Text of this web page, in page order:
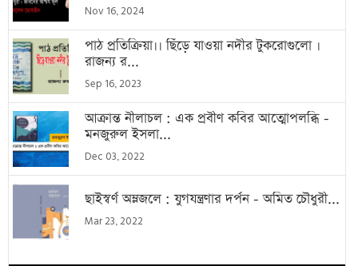
Nov 16, 2024
পাঠ প্রতিক্রিয়া।। ছিঁড়ে যাওয়া নদীর টুকরোগুলো ।
রাজন্য র...
Sep 16, 2023
আক্রান্ত নীলাচল : এক প্রবীণ কবির আত্মোপলব্ধি -
মনজুরুল ইসলা...
Dec 03, 2022
ছাইস্বর্ণ অম্লজলে : যুগযন্ত্রণার দর্পন - অমিত চৌধুরী...
Mar 23, 2022